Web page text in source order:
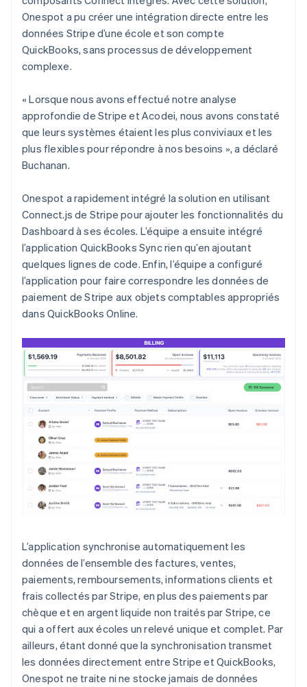
Onespot a pu créer une intégration directe entre les
données Stripe d’une école et son compte
QuickBooks, sans processus de développement
complexe.
« Lorsque nous avons effectué notre analyse
approfondie de Stripe et Acodei, nous avons constaté
que leurs systèmes étaient les plus conviviaux et les
plus flexibles pour répondre à nos besoins », a déclaré
Buchanan.
Onespot a rapidement intégré la solution en utilisant
Connect.js de Stripe pour ajouter les fonctionnalités du
Dashboard à ses écoles. L’équipe a ensuite intégré
l’application QuickBooks Sync rien qu’en ajoutant
quelques lignes de code. Enfin, l’équipe a configuré
l’application pour faire correspondre les données de
paiement de Stripe aux objets comptables appropriés
dans QuickBooks Online.
L’application synchronise automatiquement les
données de l’ensemble des factures, ventes,
paiements, remboursements, informations clients et
frais collectés par Stripe, en plus des paiements par
chèque et en argent liquide non traités par Stripe, ce
qui a offert aux écoles un relevé unique et complet. Par
ailleurs, étant donné que la synchronisation transmet
les données directement entre Stripe et QuickBooks,
Onespot ne traite ni ne stocke jamais de données